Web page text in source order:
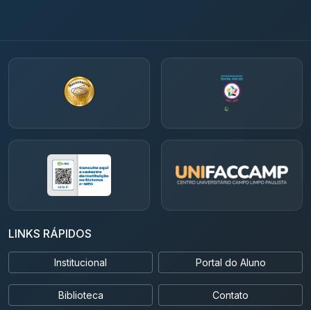
LINKS RÁPIDOS
Institucional Portal do Aluno
Biblioteca Contato